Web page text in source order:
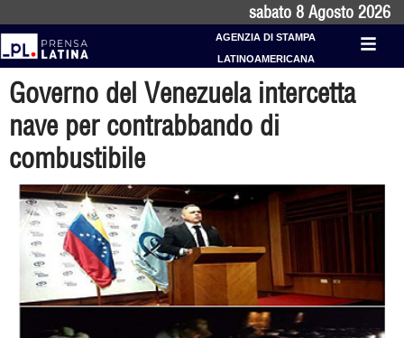
sabato 8 Agosto 2026
AGENZIA DI STAMPA
LATINOAMERICANA
Governo del Venezuela intercetta
nave per contrabbando di
combustibile